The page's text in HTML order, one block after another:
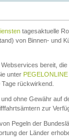
tagesaktuelle
von Binnen- und
bereit,
unter
rückwirkend.
ohne Gewähr auf
zur
Pegeln der
der Länder